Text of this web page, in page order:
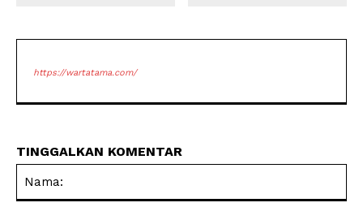
https://wartatama.com/
TINGGALKAN KOMENTAR